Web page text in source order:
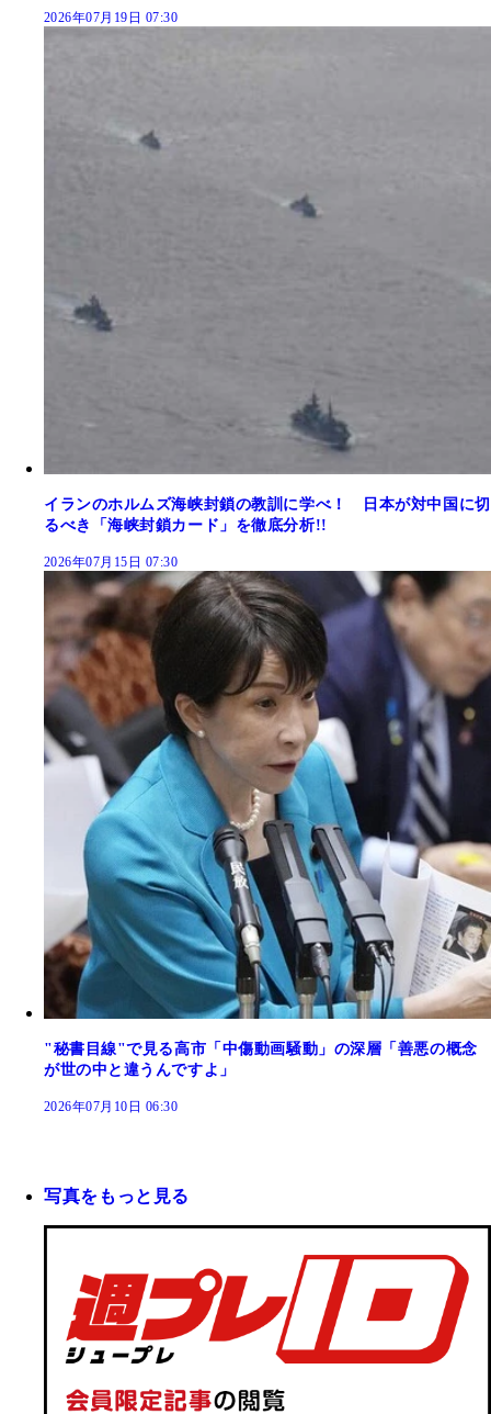
2026年07月19日 07:30
イランのホルムズ海峡封鎖の教訓に学べ！ 日本が対中国に切
るべき「海峡封鎖カード」を徹底分析!!
2026年07月15日 07:30
"秘書目線"で見る高市「中傷動画騒動」の深層「善悪の概念
が世の中と違うんですよ」
2026年07月10日 06:30
写真をもっと見る